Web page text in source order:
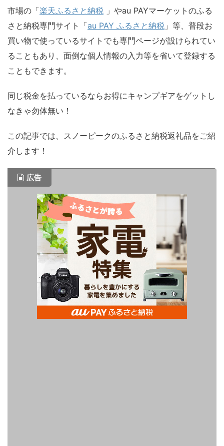
市場の「楽天ふるさと納税 」やau PAYマーケットのふる
さと納税専門サイト「au PAY ふるさと納税 」等、普段お
買い物で使っているサイトでも専門ページが設けられてい
ることもあり、面倒な個人情報の入力等を省いて登録する
こともできます。
同じ税金を払っているならお得にキャンプギアをゲットし
なきゃ勿体無い！
この記事では、スノーピークのふるさと納税返礼品をご紹
介します！
広告